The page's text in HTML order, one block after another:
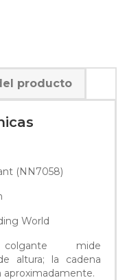
producto
(NN7058)
World
mide
altura; la cadena